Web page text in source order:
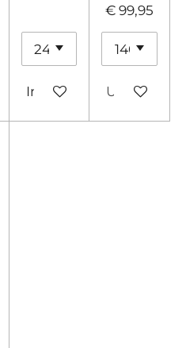
In winkelwagen
€ 99,95
Uitverkocht